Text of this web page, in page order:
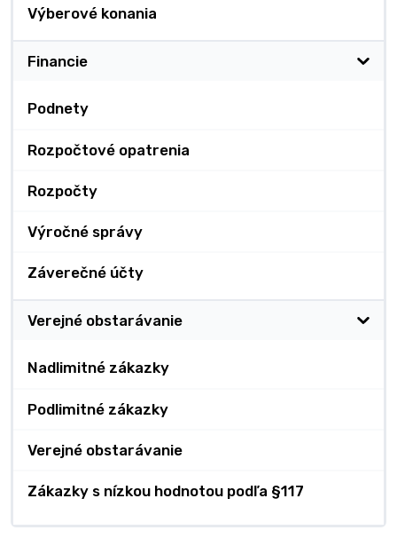
Výberové konania
Financie
Podnety
Rozpočtové opatrenia
Rozpočty
Výročné správy
Záverečné účty
Verejné obstarávanie
Nadlimitné zákazky
Podlimitné zákazky
Verejné obstarávanie
Zákazky s nízkou hodnotou podľa §117